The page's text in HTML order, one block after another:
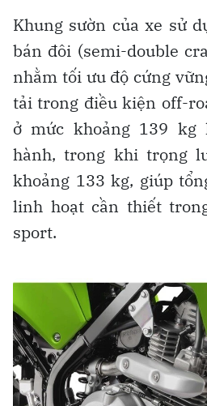
Khung sườn của xe sử
bán đôi (semi-double
nhằm tối ưu độ cứng
tải trong điều kiện off-
ở mức khoảng 139 kg
hành, trong khi trọng
khoảng 133 kg, giúp
linh hoạt cần thiết
sport.